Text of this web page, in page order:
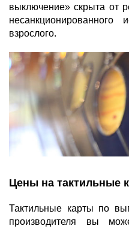
выключение» скрыта от
несанкционированного
взрослого.
Цены на тактильные
Тактильные карты по
производителя вы